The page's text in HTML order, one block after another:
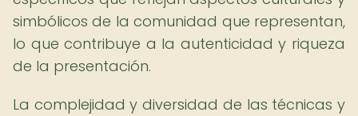
simbólicos de la comunidad que representan,
lo que contribuye a la autenticidad y riqueza
de la presentación.
La complejidad y diversidad de las técnicas y